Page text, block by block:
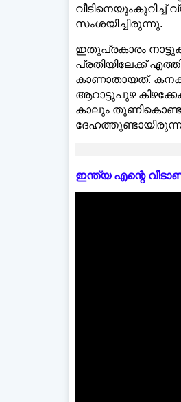
സംശയിച്ചിരുന്നു.
ഇതുപ്രകാരം
പ്രതിയിലേക്ക്
കാണാതായത്.
ആറാട്ടുപുഴ
കാലും തുണികൊണ്ടു
ഇന്ത്യ എന്റെ